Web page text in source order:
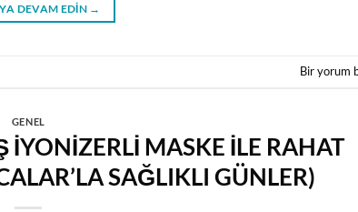
DEVAM EDIN →
Bir yorum
GENEL
MASKE İLE RAHAT
SAĞLIKLI GÜNLER)